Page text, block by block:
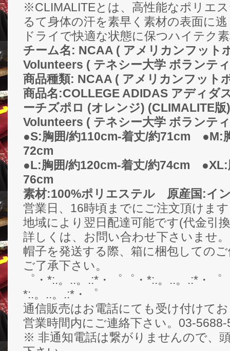
※CLIMALITEとは、高性能なポリエ
るて身体の汗を素早く素材の表面に
ドライで快適な状態に保つハイテク
チーム名: NCAA ( アメリカンフット
Volunteers ( テネシー大学 ボランテ
商品種類: NCAA ( アメリカンフット
商品名:COLLEGE ADIDAS アディダ
ーチズポロ (オレンジ) (CLIMALITE
Volunteers ( テネシー大学 ボランテ
●S:胸囲/約110cm-着丈/約71cm ●M:
72cm
●L:胸囲/約120cm-着丈/約74cm ●XL:
76cm
素材:100%ポリエステル 原産国:イ
営業日、16時頃までにご注文頂けま
地域により翌日配達可能です(代金引
詳しくは、お問い合わせ下さいませ。
帽子を発送する際、箱に梱包しての
ご了承下さい。
゜・*:.。..。.:*・゜゜・*:.。..。.:*・
*:.。..。.:*・゜
通信販売はお電話にても受け付けて
営業時間内にご連絡下さい。03-5688-
※ 非通知電話は繋がりませんので、